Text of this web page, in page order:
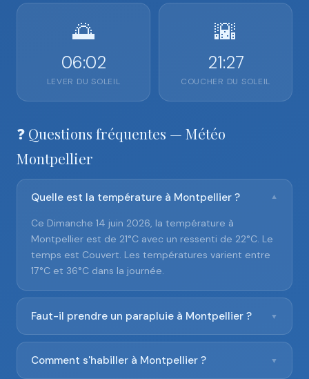
🌅
06:02
LEVER DU SOLEIL
🌇
21:27
COUCHER DU SOLEIL
❓ Questions fréquentes — Météo
Montpellier
Quelle est la température à Montpellier ? ▼
Ce Dimanche 14 juin 2026, la température à
Montpellier est de 21°C avec un ressenti de 22°C. Le
temps est Couvert. Les températures varient entre
17°C et 36°C dans la journée.
Faut-il prendre un parapluie à Montpellier ? ▼
Comment s'habiller à Montpellier ? ▼